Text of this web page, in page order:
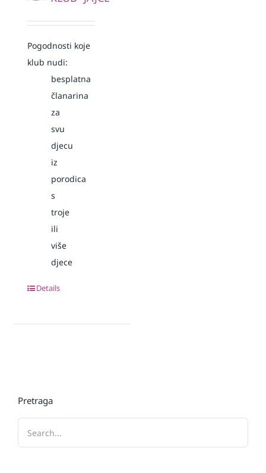
Pogodnosti koje
klub nudi:
besplatna
članarina
za
svu
djecu
iz
porodica
s
troje
ili
više
djece
Details
Pretraga